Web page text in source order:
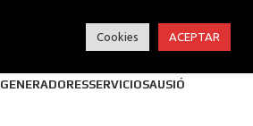
GENERADORESSERVICIOSAUSIÓ
Cookies ACEPTAR